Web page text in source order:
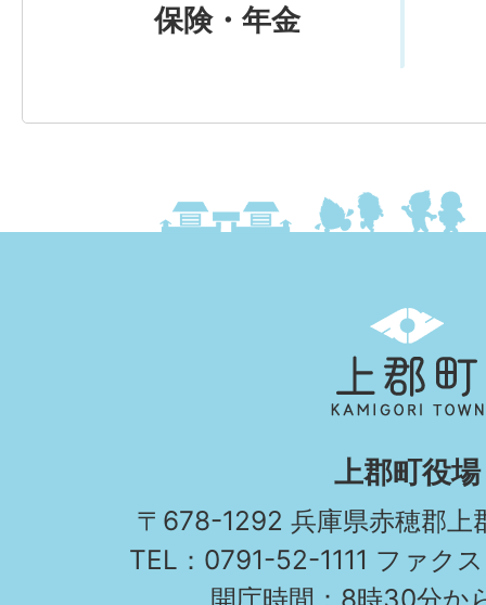
保険・年金
郡
町
KAMIGORI
TOWN
上郡町役場
〒678-1292 兵庫県赤穂郡上
TEL：0791-52-1111 ファク
開庁時間：8時30分か